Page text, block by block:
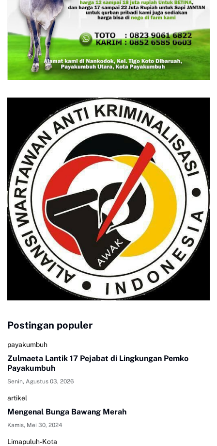
Postingan populer
payakumbuh
Zulmaeta Lantik 17 Pejabat di Lingkungan Pemko
Payakumbuh
Senin, Agustus 03, 2026
artikel
Mengenal Bunga Bawang Merah
Kamis, Mei 30, 2024
Limapuluh-Kota